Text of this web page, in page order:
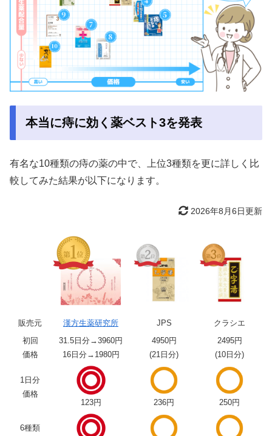
本当に痔に効く薬ベスト3を発表
有名な10種類の痔の薬の中で、上位3種類を更に詳しく比
較してみた結果が以下になります。
2026年8月6日更新
販売元 漢方生薬研究所 JPS
クラシエ
初回
価格
31.5日分→3960円
16日分→1980円
4950円
(21日分)
2495円
(10日分)
1日分
価格
123円
236円 250円
6種類